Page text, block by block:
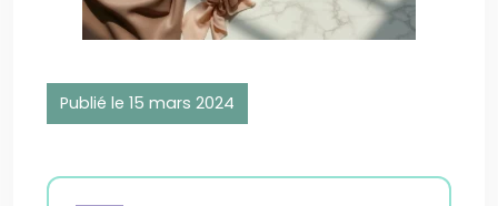
Publié le 15 mars 2024